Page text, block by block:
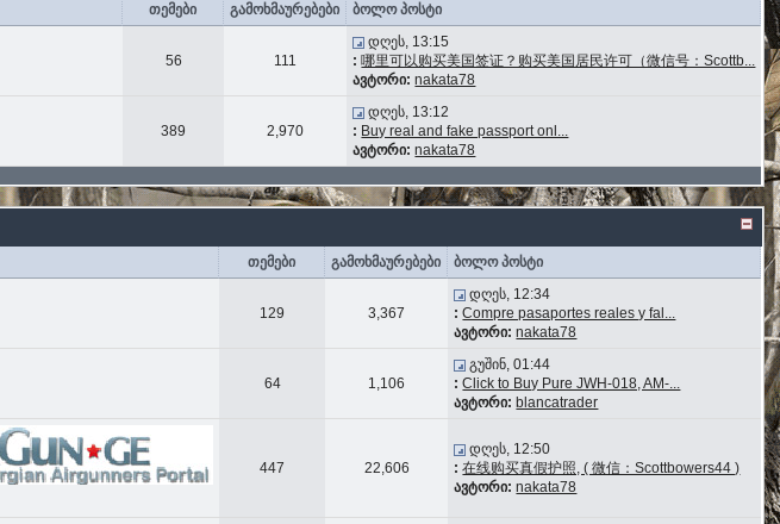
თემები გამოხმაურებები ბოლო პოსტი
56 111
დღეს, 13:15
: 哪里可以购买美国签证？购买美国居民许可（微信号：Scottb...
ავტორი: nakata78
389 2,970
დღეს, 13:12
: Buy real and fake passport onl...
ავტორი: nakata78
თემები გამოხმაურებები ბოლო პოსტი
129 3,367
დღეს, 12:34
: Compre pasaportes reales y fal...
ავტორი: nakata78
64 1,106
გუშინ, 01:44
: Click to Buy Pure JWH-018, AM-...
ავტორი: blancatrader
447 22,606
დღეს, 12:50
: 在线购买真假护照, ( 微信：Scottbowers44 )
ავტორი: nakata78